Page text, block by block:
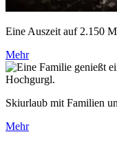
Eine Auszeit auf 2.150
Mehr
Skiurlaub mit Familien
Mehr